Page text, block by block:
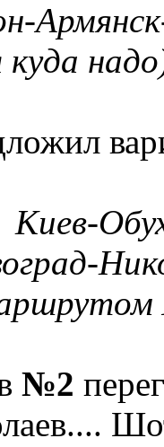
Киев-
№2
....